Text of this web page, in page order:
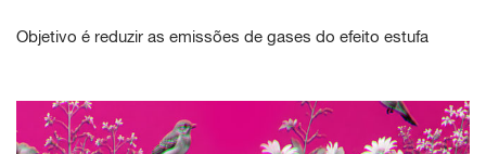
Objetivo é reduzir as emissões de gases do efeito estufa